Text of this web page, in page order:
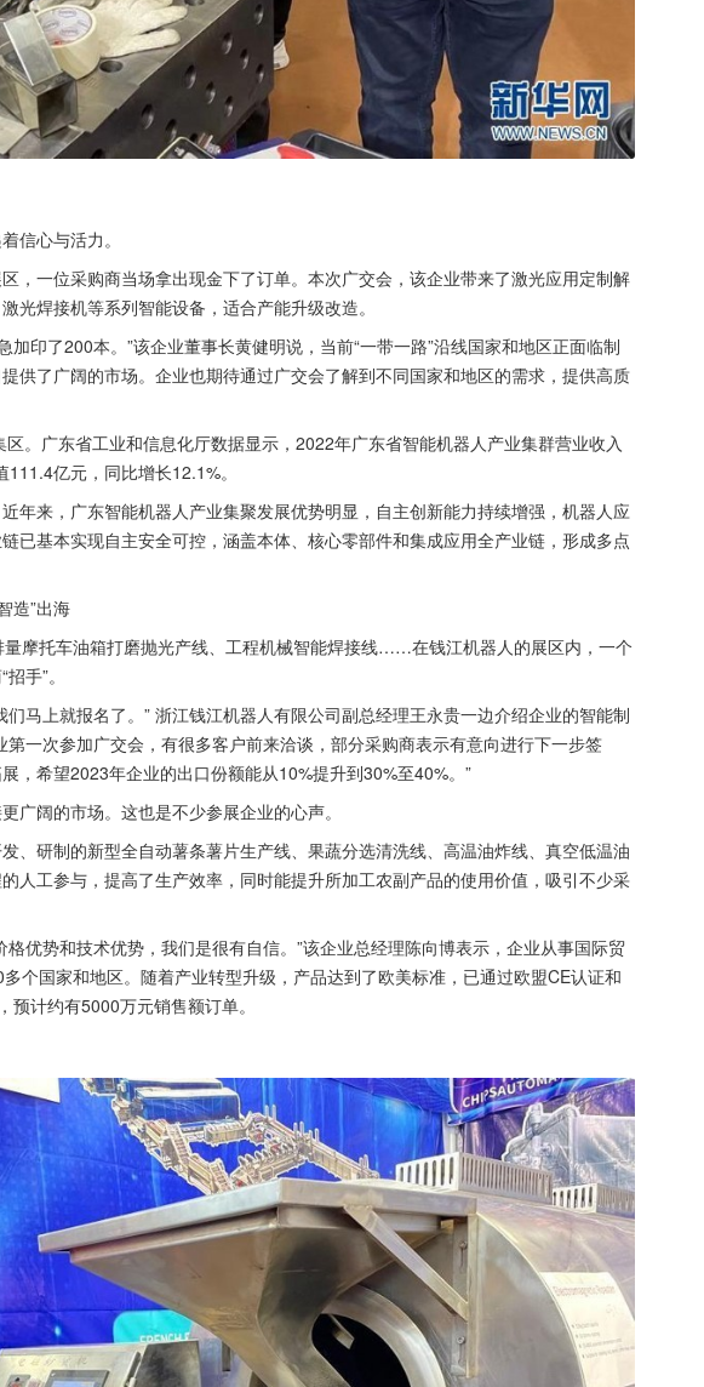
信心与活力。
，一位采购商当场拿出现金下了订单。本次广交会，该企业带来了激光应用定制解
光焊接机等系列智能设备，适合产能升级改造。
印了200本。”该企业董事长黄健明说，当前“一带一路”沿线国家和地区正面临制
供了广阔的市场。企业也期待通过广交会了解到不同国家和地区的需求，提供高质
区。广东省工业和信息化厅数据显示，2022年广东省智能机器人产业集群营业收入
亿元，同比增长12.1%。
年来，广东智能机器人产业集聚发展优势明显，自主创新能力持续增强，机器人应
已基本实现自主安全可控，涵盖本体、核心零部件和集成应用全产业链，形成多点
造”出海
摩托车油箱打磨抛光产线、工程机械智能焊接线……在钱江机器人的展区内，一个
手”。
马上就报名了。” 浙江钱江机器人有限公司副总经理王永贵一边介绍企业的智能制
一次参加广交会，有很多客户前来洽谈，部分采购商表示有意向进行下一步签
，希望2023年企业的出口份额能从10%提升到30%至40%。”
广阔的市场。这也是不少参展企业的心声。
、研制的新型全自动薯条薯片生产线、果蔬分选清洗线、高温油炸线、真空低温油
人工参与，提高了生产效率，同时能提升所加工农副产品的使用价值，吸引不少采
优势和技术优势，我们是很有自信。”该企业总经理陈向博表示，企业从事国际贸
个国家和地区。随着产业转型升级，产品达到了欧美标准，已通过欧盟CE认证和
计约有5000万元销售额订单。